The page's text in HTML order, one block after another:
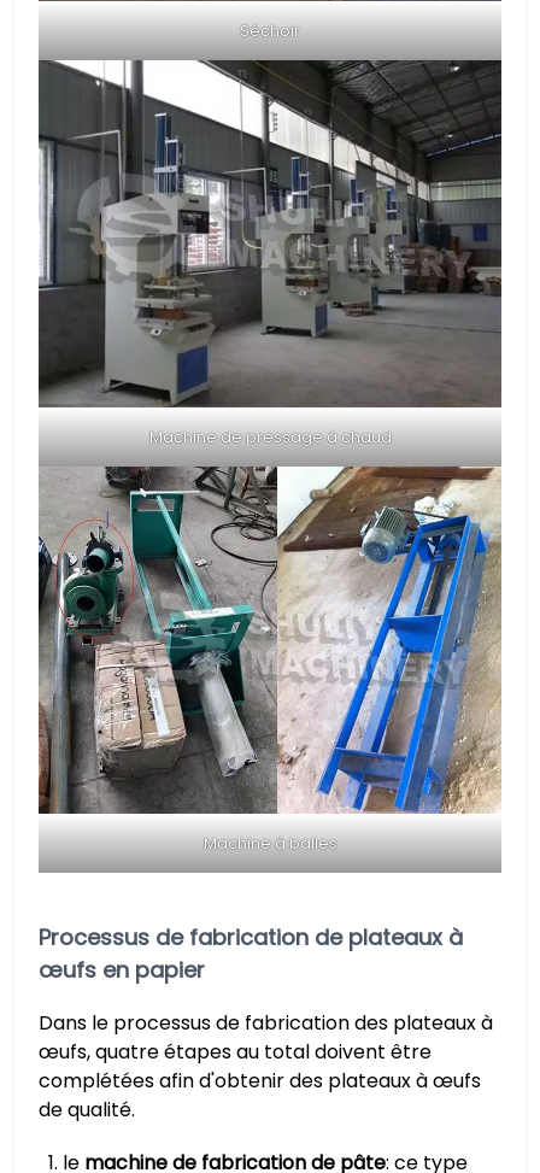
Séchoir
Machine de pressage à chaud
Machine à balles
Processus de fabrication de plateaux à
œufs en papier
Dans le processus de fabrication des plateaux à
œufs, quatre étapes au total doivent être
complétées afin d'obtenir des plateaux à œufs
de qualité.
le machine de fabrication de pâte: ce type